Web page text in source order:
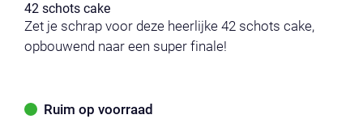
42 schots cake
Zet je schrap voor deze heerlijke 42 schots cake,
opbouwend naar een super finale!
Ruim op voorraad